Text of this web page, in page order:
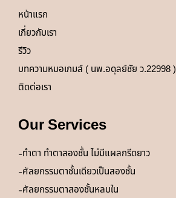
หน้าแรก
เกี่ยวกับเรา
รีวิว
บทความหมอเกมส์ ( นพ.อดุลย์ชัย ว.22998 )
ติดต่อเรา
Our Services
ทำตา ทำตาสองชั้น ไม่มีแผลกรีดยาว
ศัลยกรรมตาชั้นเดียวเป็นสองชั้น
ศัลยกรรมตาสองชั้นหลบใน